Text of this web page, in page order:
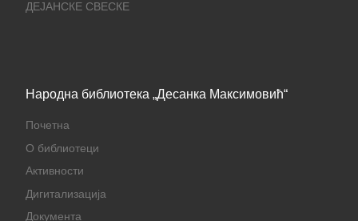
ДЕЈАНСКЕ СВЕСКЕ
Народна библиотека „Десанка Максимовић“
Почетна
О библиотеци
Активности
Дигитализација
Документа